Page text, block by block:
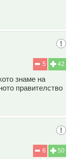
42
5
знаме на
правителство
50
6